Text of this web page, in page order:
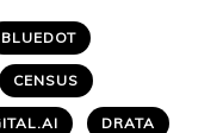
BLUEDOT
CENSUS
DRATA